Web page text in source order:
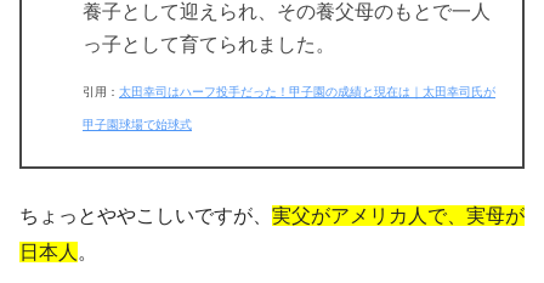
養子として迎えられ、その養父母のもとで一人
っ子として育てられました。
引用： 太田幸司はハーフ投手だった！甲子園の成績と現在は｜太田幸司氏が
甲子園球場で始球式
ちょっとややこしいですが、 実父がアメリカ人で、実母が
日本人 。